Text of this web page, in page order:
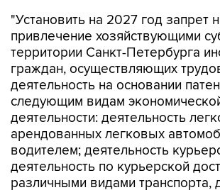
"Установить на 2027 год запрет
привлечение хозяйствующими
территории Санкт-Петербурга
граждан, осуществляющих
деятельность на основании
следующим видам
деятельности: деятельность
арендованных легковых
водителем; деятельность
деятельность по курьерской
различными видами транспорта,